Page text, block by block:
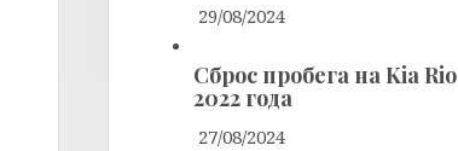
29/08/2024
Сброс пробега на Kia Rio
2022 года
27/08/2024